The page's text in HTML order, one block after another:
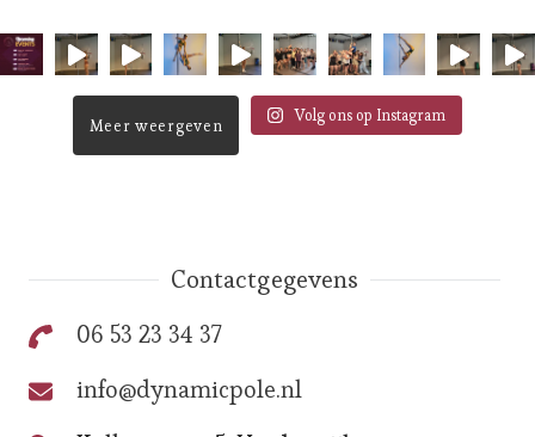
Meer weergeven Volg ons op Instagram
Contactgegevens
06 53 23 34 37
info@dynamicpole.nl